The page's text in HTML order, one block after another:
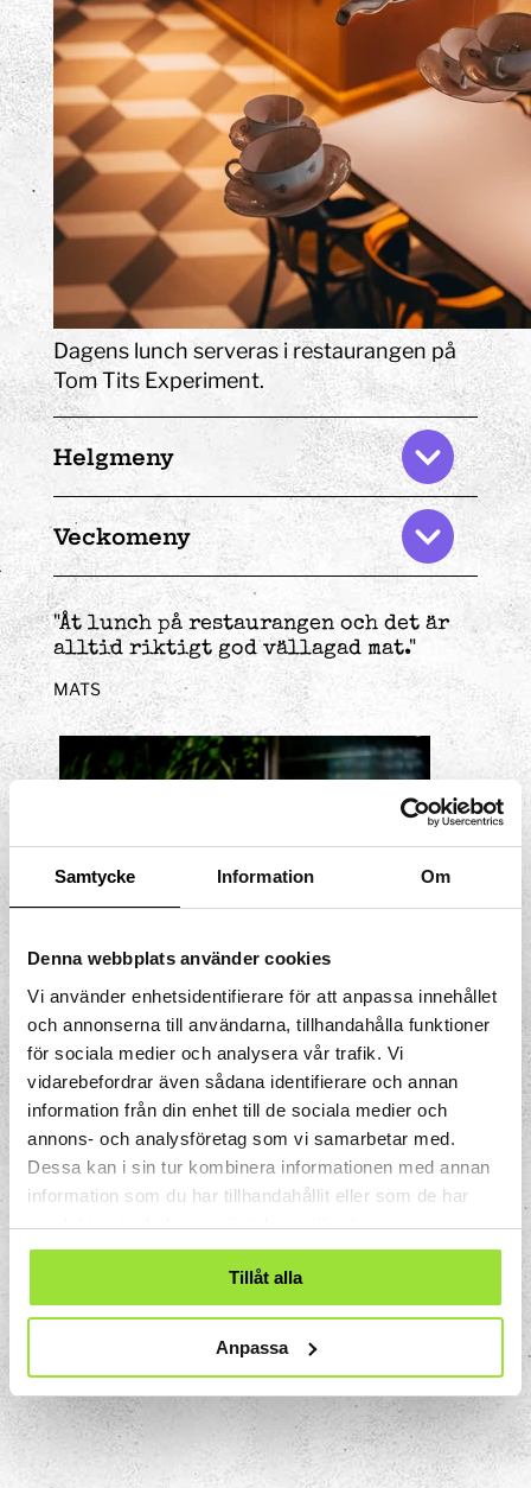
Samtycke Information Om
Denna webbplats använder cookies
Vi använder enhetsidentifierare för att anpassa innehållet
och annonserna till användarna, tillhandahålla funktioner
för sociala medier och analysera vår trafik. Vi
vidarebefordrar även sådana identifierare och annan
information från din enhet till de sociala medier och
annons- och analysföretag som vi samarbetar med.
Dessa kan i sin tur kombinera informationen med annan
information som du har tillhandahållit eller som de har
samlat in när du har använt deras tjänster.
Tillåt alla
Anpassa
på bra råvaror, oavsett om
gästerna är barnfamiljer,
konferensgrupper eller galna
professorer.
Dagens lunch serveras i restaurangen på
Tom Tits Experiment.
Helgmeny
Veckomeny
"Åt lunch på restaurangen och det är
alltid riktigt god vällagad mat."
MATS